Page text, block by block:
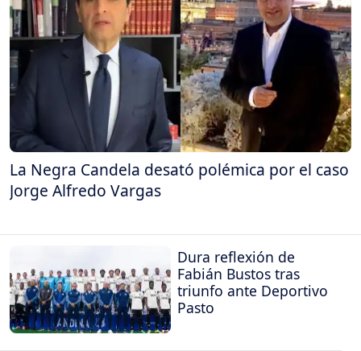
La Negra Candela desató polémica por el caso
Jorge Alfredo Vargas
Dura reflexión de
Fabián Bustos tras
triunfo ante Deportivo
Pasto